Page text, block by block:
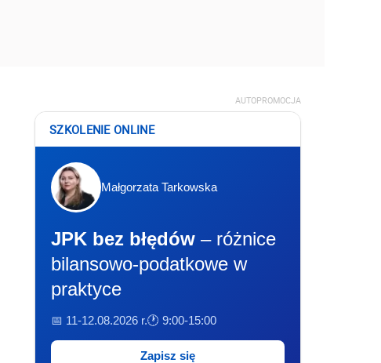
AUTOPROMOCJA
SZKOLENIE ONLINE
Małgorzata Tarkowska
JPK bez błędów – różnice
bilansowo-podatkowe w
praktyce
📅 11-12.08.2026 r.🕐 9:00-15:00
Zapisz się